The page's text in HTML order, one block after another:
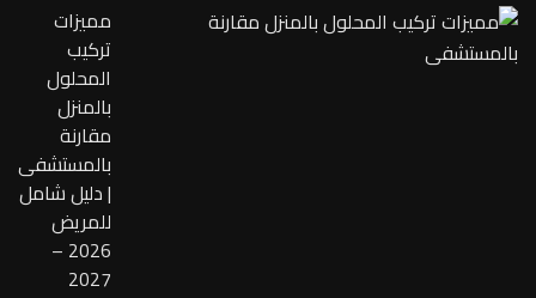
مميزات
تركيب
المحلول
بالمنزل
مقارنة
بالمستشفى
| دليل شامل
للمريض
2026 –
2027